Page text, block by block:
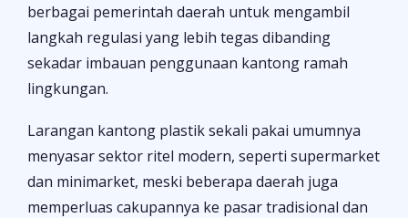
berbagai pemerintah daerah untuk mengambil
langkah regulasi yang lebih tegas dibanding
sekadar imbauan penggunaan kantong ramah
lingkungan.
Larangan kantong plastik sekali pakai umumnya
menyasar sektor ritel modern, seperti supermarket
dan minimarket, meski beberapa daerah juga
memperluas cakupannya ke pasar tradisional dan